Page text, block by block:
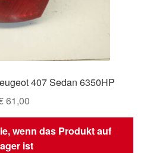
407 Sedan 6350HP
61,00
wenn das Produkt auf
ist